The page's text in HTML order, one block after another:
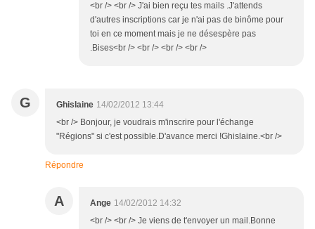
<br /> <br /> J'ai bien reçu tes mails .J'attends
d'autres inscriptions car je n'ai pas de binôme pour
toi en ce moment mais je ne désespère pas
.Bises<br /> <br /> <br /> <br />
G Ghislaine 14/02/2012 13:44
<br /> Bonjour, je voudrais m'inscrire pour l'échange
"Régions" si c'est possible.D'avance merci !Ghislaine.<br />
Répondre
A Ange 14/02/2012 14:32
<br /> <br /> Je viens de t'envoyer un mail.Bonne